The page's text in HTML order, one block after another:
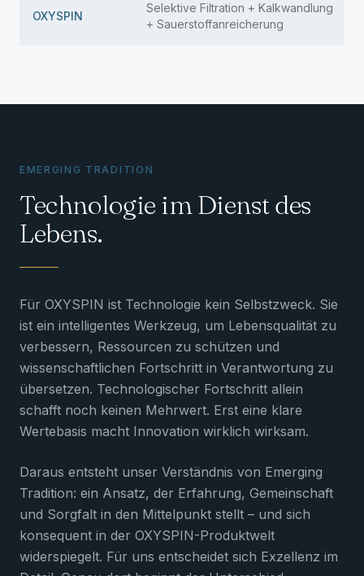
OXYSPIN
Selektive Filtration + Kalkwandlung
+ Sauerstoffanreicherung
EMERGING TRADITION
Technologie im Dienst des
Lebens.
Für OXYSPIN ist Technologie kein Selbstzweck. Sie
ist ein intelligentes Werkzeug, um Lebensqualität zu
verbessern, Ressourcen zu schützen und
wissenschaftlichen Fortschritt in Verantwortung zu
übersetzen. Technologischer Fortschritt allein
schafft noch keinen Mehrwert. Erst eine klare
Wertebasis macht Innovation wirklich wirksam.
Daraus entsteht unser Verständnis von Emerging
Tradition: ein Ansatz, der Erfahrung, Gemeinschaft
und Sorgfalt in den Mittelpunkt stellt – und sich
konsequent in der OXYSPIN-Produktwelt
widerspiegelt. Für uns entscheidet sich Exzellenz im